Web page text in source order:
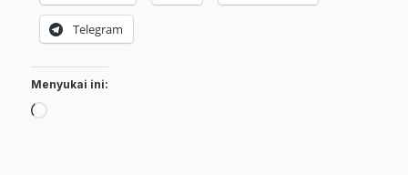
Telegram
Menyukai ini:
Memuat...